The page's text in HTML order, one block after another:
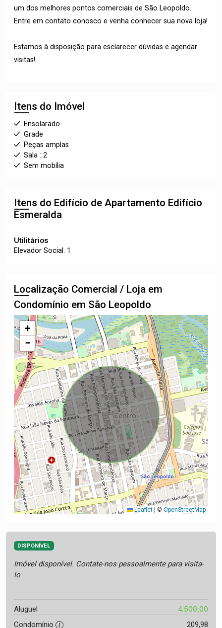
um dos melhores pontos comerciais de São Leopoldo.
Entre em contato conosco e venha conhecer sua nova loja!
Estamos à disposição para esclarecer dúvidas e agendar
visitas!
Itens do Imóvel
Ensolarado
Grade
Peças amplas
Sala : 2
Sem mobília
Itens do Edifício de Apartamento Edifício
Esmeralda
Utilitários
Elevador Social: 1
Localização Comercial / Loja em
Condomínio em São Leopoldo
+
−
Leaflet | © OpenStreetMap
DISPONÍVEL
Imóvel disponível. Contate-nos pessoalmente para visita-
lo
Aluguel 4.500,00
Condomínio 209,98